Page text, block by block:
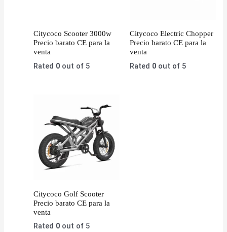
Citycoco Scooter 3000w
Precio barato CE para la
venta
Rated 0 out of 5
Citycoco Electric Chopper
Precio barato CE para la
venta
Rated 0out of 5
Citycoco Golf Scooter
Precio barato CE para la
venta
Rated 0 out of 5